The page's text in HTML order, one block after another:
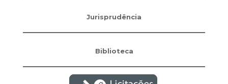
Jurisprudência
Biblioteca